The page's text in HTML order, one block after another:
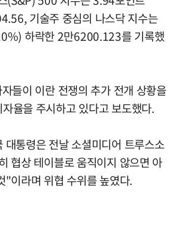
기술주 중심의 나스닥 지수는
하락한 2만6200.123를 기록했
들이 이란 전쟁의 추가 전개 상황을
율을 주시하고 있다고 보도했다.
대통령은 전날 소셜미디어 트루스소
협상 테이블로 움직이지 않으면 아
"이라며 위협 수위를 높였다.